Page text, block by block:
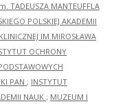
TADEUSZA MANTEUFFLA
POLSKIEJ AKADEMII
IM.MIROSŁAWA
OCHRONY
PAN ; INSTYTUT
NAUK ; MUZEUM I